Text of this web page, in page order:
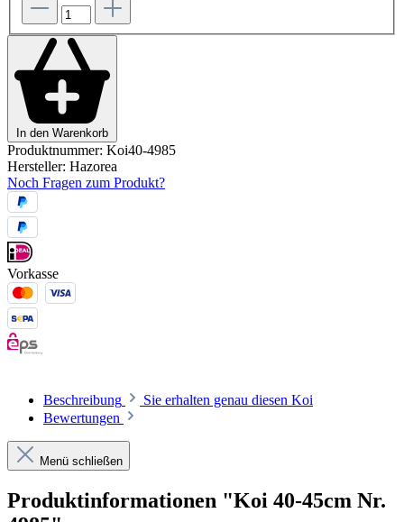
In den Warenkorb
Produktnummer: Koi40-4985
Hersteller: Hazorea
Noch Fragen zum Produkt?
Vorkasse
Beschreibung
Sie erhalten genau diesen Koi
Bewertungen
Menü schließen
Produktinformationen "Koi 40-45cm Nr.